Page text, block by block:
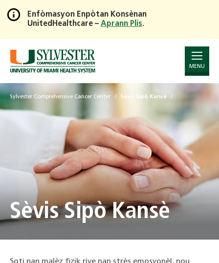
Skip
to
Main
Content
Enfòmasyon Enpòtan Konsènan
UnitedHealthcare – Aprann Plis.
MENU
Sylvester Comprehensive Cancer Center Sèvis Sipò Kansè
Sèvis Sipò Kansè